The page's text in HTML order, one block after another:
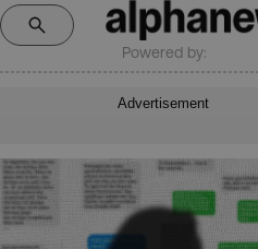
Powered by:
Advertisement